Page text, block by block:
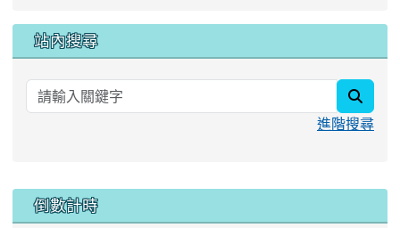
站內搜尋
進階搜尋
::: 倒數計時